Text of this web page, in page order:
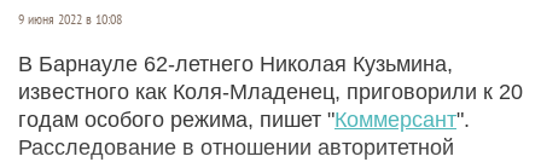
9 июня 2022 в 10:08
В Барнауле 62-летнего Николая Кузьмина,
известного как Коля-Младенец, приговорили к 20
годам особого режима, пишет "Коммерсант".
Расследование в отношении авторитетной